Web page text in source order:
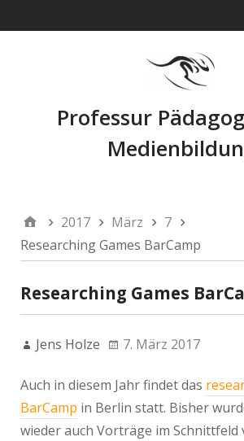
Professur
2017 März
7
Researching Games BarCamp
Researching Games
Jens Holze 7. März 2017
Auch in diesem Jahr findet das
BarCamp in Berlin statt. Bisher
wieder auch Vorträge im Schnittfeld